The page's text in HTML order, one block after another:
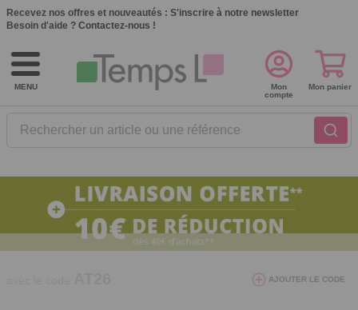
Recevez nos offres et nouveautés : S'inscrire à notre newsletter
Besoin d'aide ? Contactez-nous !
MENU
Rechercher un article ou une référence
Mon
compte
Mon panier
10€ de réduction dès 40€ d'achat. Offre
valable du 03/08/2026 au 12/08/2026.
AJOUTER LE CODE